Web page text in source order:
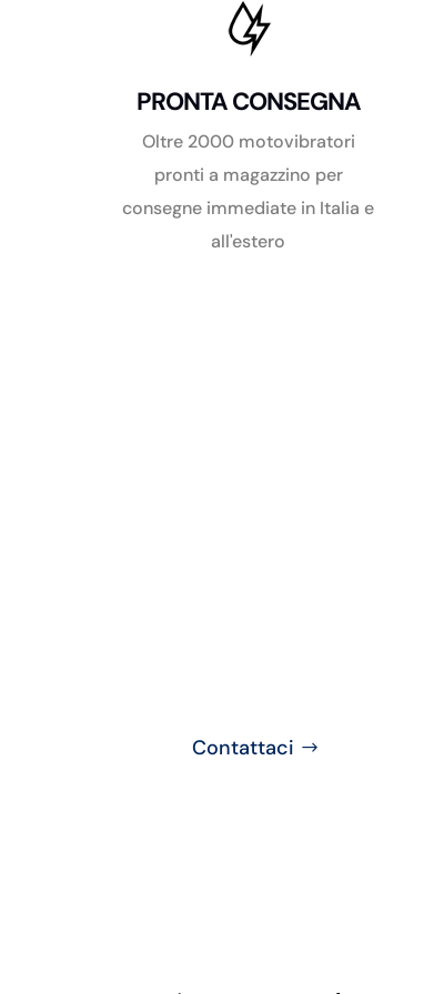
PRONTA CONSEGNA
Oltre 2000 motovibratori
pronti a magazzino per
consegne immediate in Italia e
all'estero
Contattaci